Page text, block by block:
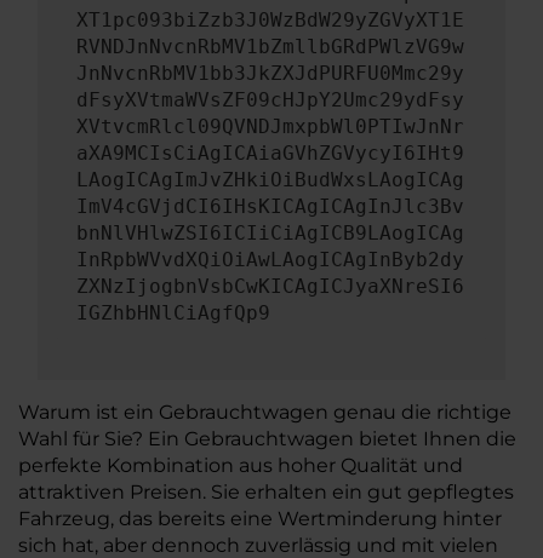
XT1pc093biZzb3J0WzBdW29yZGVyXT1E
RVNDJnNvcnRbMV1bZmllbGRdPWlzVG9w
JnNvcnRbMV1bb3JkZXJdPURFU0Mmc29y
dFsyXVtmaWVsZF09cHJpY2Umc29ydFsy
XVtvcmRlcl09QVNDJmxpbWl0PTIwJnNr
aXA9MCIsCiAgICAiaGVhZGVycyI6IHt9
LAogICAgImJvZHkiOiBudWxsLAogICAg
ImV4cGVjdCI6IHsKICAgICAgInJlc3Bv
bnNlVHlwZSI6ICIiCiAgICB9LAogICAg
InRpbWVvdXQiOiAwLAogICAgInByb2dy
ZXNzIjogbnVsbCwKICAgICJyaXNreSI6
IGZhbHNlCiAgfQp9
Warum ist ein Gebrauchtwagen genau die richtige
Wahl für Sie? Ein Gebrauchtwagen bietet Ihnen die
perfekte Kombination aus hoher Qualität und
attraktiven Preisen. Sie erhalten ein gut gepflegtes
Fahrzeug, das bereits eine Wertminderung hinter
sich hat, aber dennoch zuverlässig und mit vielen